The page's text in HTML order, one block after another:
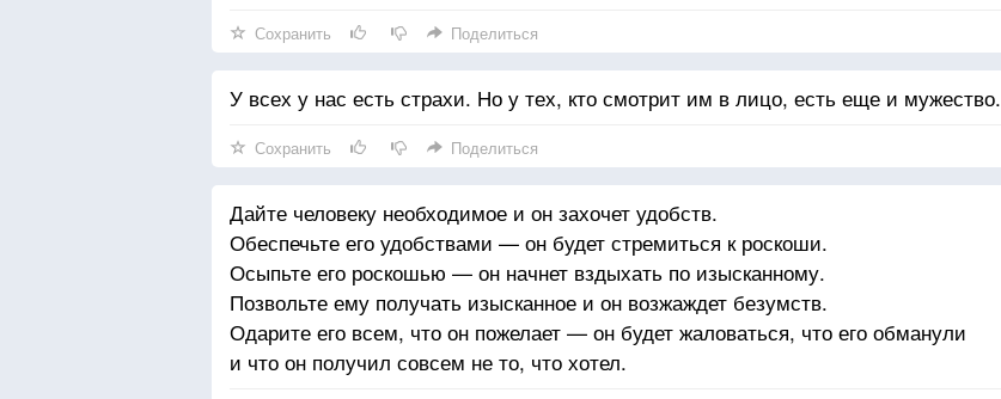
Сохранить Поделиться
У всех у нас есть страхи. Но у тех, кто смотрит им в лицо, есть еще и мужество.
Сохранить Поделиться
Дайте человеку необходимое и он захочет удобств.
Обеспечьте его удобствами — он будет стремиться к роскоши.
Осыпьте его роскошью — он начнет вздыхать по изысканному.
Позвольте ему получать изысканное и он возжаждет безумств.
Одарите его всем, что он пожелает — он будет жаловаться, что его обманули
и что он получил совсем не то, что хотел.